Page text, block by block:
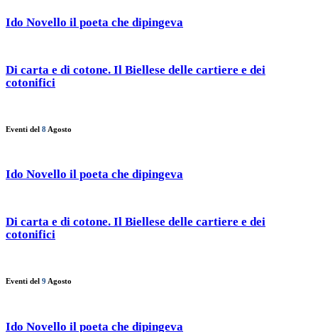
Ido Novello il poeta che dipingeva
Di carta e di cotone. Il Biellese delle cartiere e dei
cotonifici
Eventi del 8 Agosto
Ido Novello il poeta che dipingeva
Di carta e di cotone. Il Biellese delle cartiere e dei
cotonifici
Eventi del 9 Agosto
Ido Novello il poeta che dipingeva